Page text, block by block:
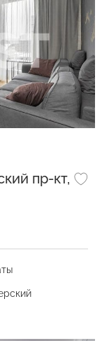
пр-кт,